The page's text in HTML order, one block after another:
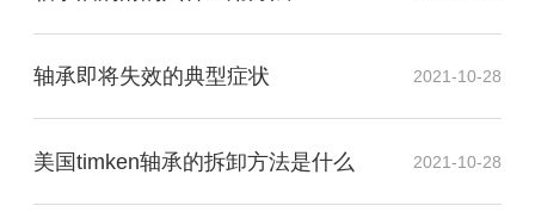
轴承即将失效的典型症状 2021-10-28
美国timken轴承的拆卸方法是什么 2021-10-28